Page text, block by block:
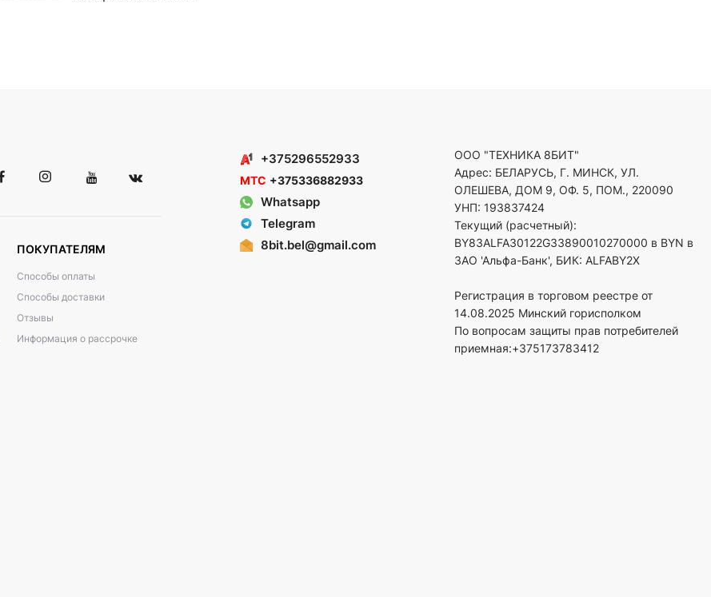
ПОКУПАТЕЛЯМ
Способы оплаты
Способы доставки
Отзывы
Информация о рассрочке
+375296552933
МТС +375336882933
Whatsapp
Telegram
8bit.bel@gmail.com
ООО "ТЕХНИКА 8БИТ"
Адрес: БЕЛАРУСЬ, Г. МИНСК, УЛ.
ОЛЕШЕВА, ДОМ 9, ОФ. 5, ПОМ., 220090
УНП: 193837424
Текущий (расчетный):
BY83ALFA30122G33890010270000 в BYN в
ЗАО 'Альфа-Банк', БИК: ALFABY2X
Регистрация в торговом реестре от
14.08.2025 Минский горисполком
По вопросам защиты прав потребителей
приемная:+375173783412